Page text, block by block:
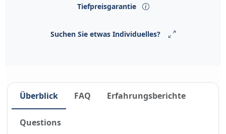
Tiefpreisgarantie
Suchen Sie etwas Individuelles?
Überblick FAQ Erfahrungsberichte
Questions